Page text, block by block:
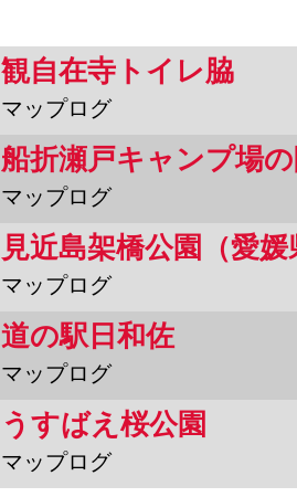
観自在寺トイレ脇
マップログ
船折瀬戸キャンプ場
マップログ
見近島架橋公園（愛
マップログ
道の駅日和佐
マップログ
うすばえ桜公園
マップログ